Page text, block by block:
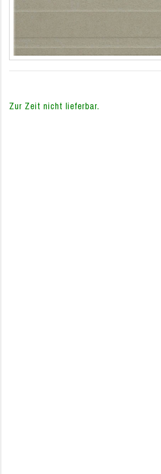
Zur Zeit nicht lieferbar.